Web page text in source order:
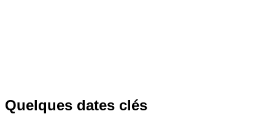
Quelques dates clés